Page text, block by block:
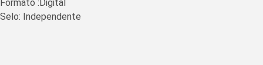
Formato :Digital
Selo: Independente